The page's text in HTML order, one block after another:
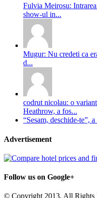
Fulvia Meirosu:
show-ul in...
Mugur: Nu credeti ca
d...
codrut nicolau: o
Heathrow, a fos...
“Sesam, deschide-
Advertisement
Follow us on Google+
© Copyright 2013, All Rights